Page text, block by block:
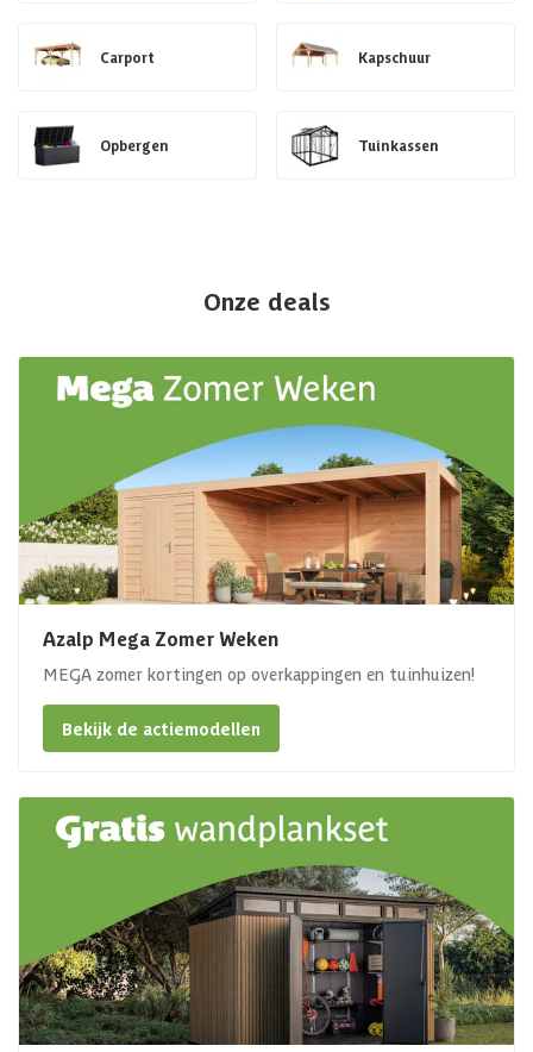
Carport Kapschuur
Opbergen Tuinkassen
Onze deals
Azalp Mega Zomer Weken
MEGA zomer kortingen op overkappingen en tuinhuizen!
Bekijk de actiemodellen